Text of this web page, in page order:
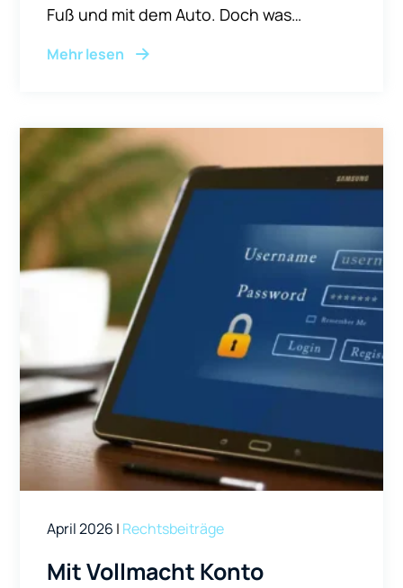
Fuß und mit dem Auto. Doch was
fremdes Grundstück führt, der Nachbar
Straße gibt?
Mehr lesen
April 2026 | Rechtsbeiträge
Mit Vollmacht Konto